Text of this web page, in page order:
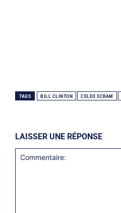
TAGS BILL CLINTON CELEO SCRAM
LAISSER UNE RÉPONSE